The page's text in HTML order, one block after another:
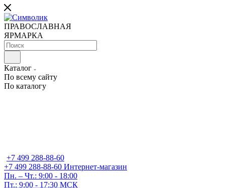
ПРАВОСЛАВНАЯ
ЯРМАРКА
Каталог
По всему сайту
По каталогу
+7 499 288-88-60
+7 499 288-88-60 Интернет-магазин
Пн. – Чт.: 9:00 - 18:00
Пт.: 9:00 - 17:30 МСК